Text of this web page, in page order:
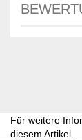
Für weitere
diesem Artikel.